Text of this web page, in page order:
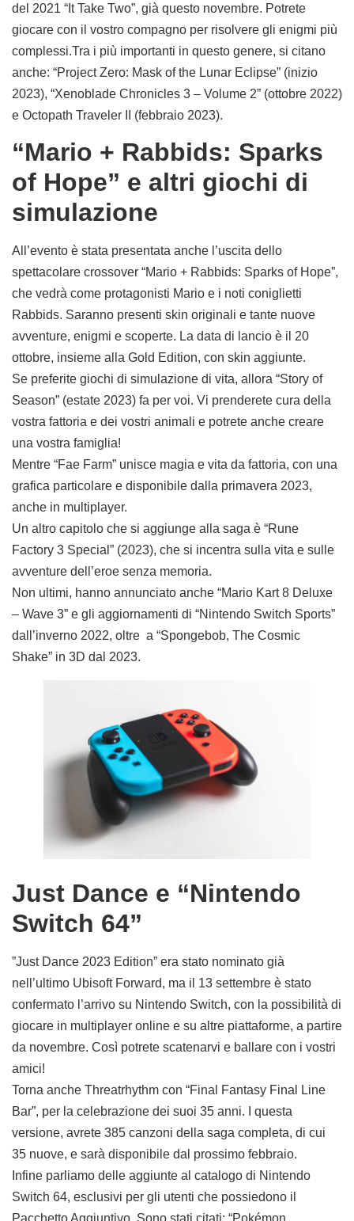
del 2021 “It Take Two”, già questo novembre. Potrete
giocare con il vostro compagno per risolvere gli enigmi più
complessi.Tra i più importanti in questo genere, si citano
anche: “Project Zero: Mask of the Lunar Eclipse” (inizio
2023), “Xenoblade Chronicles 3 – Volume 2” (ottobre 2022)
e Octopath Traveler II (febbraio 2023).
“Mario + Rabbids: Sparks
of Hope” e altri giochi di
simulazione
All’evento è stata presentata anche l’uscita dello
spettacolare crossover “Mario + Rabbids: Sparks of Hope”,
che vedrà come protagonisti Mario e i noti coniglietti
Rabbids. Saranno presenti skin originali e tante nuove
avventure, enigmi e scoperte. La data di lancio è il 20
ottobre, insieme alla Gold Edition, con skin aggiunte.
Se preferite giochi di simulazione di vita, allora “Story of
Season” (estate 2023) fa per voi. Vi prenderete cura della
vostra fattoria e dei vostri animali e potrete anche creare
una vostra famiglia!
Mentre “Fae Farm” unisce magia e vita da fattoria, con una
grafica particolare e disponibile dalla primavera 2023,
anche in multiplayer.
Un altro capitolo che si aggiunge alla saga è “Rune
Factory 3 Special” (2023), che si incentra sulla vita e sulle
avventure dell’eroe senza memoria.
Non ultimi, hanno annunciato anche “Mario Kart 8 Deluxe
– Wave 3” e gli aggiornamenti di “Nintendo Switch Sports”
dall’inverno 2022, oltre a “Spongebob, The Cosmic
Shake” in 3D dal 2023.
Just Dance e “Nintendo
Switch 64”
”Just Dance 2023 Edition” era stato nominato già
nell’ultimo Ubisoft Forward, ma il 13 settembre è stato
confermato l’arrivo su Nintendo Switch, con la possibilità di
giocare in multiplayer online e su altre piattaforme, a partire
da novembre. Così potrete scatenarvi e ballare con i vostri
amici!
Torna anche Threatrhythm con “Final Fantasy Final Line
Bar”, per la celebrazione dei suoi 35 anni. I questa
versione, avrete 385 canzoni della saga completa, di cui
35 nuove, e sarà disponibile dal prossimo febbraio.
Infine parliamo delle aggiunte al catalogo di Nintendo
Switch 64, esclusivi per gli utenti che possiedono il
Pacchetto Aggiuntivo. Sono stati citati: “Pokémon